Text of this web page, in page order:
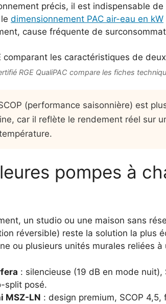
précis, il est indispensable
dimensionnement PAC air-eau en kW
cause fréquente de
RGE QualiPAC compare les fiches
(performance saisonnière) est
car il reflète le rendement réel sur
pompes à
un studio ou une maison sans
réversible) reste la solution la plus
ou plusieurs unités murales reliées à
: silencieuse (19 dB en mode
split posé.
MSZ-LN : design premium, SCOP